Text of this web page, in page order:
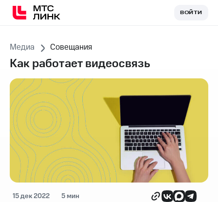
ВОЙТИВОЙТИ
Медиа Совещания
Как работает видеосвязь
15 дек 2022 5 мин